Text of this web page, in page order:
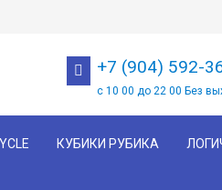
+7 (904) 592-
с 10 00 до 22 00 Без
КУБИКИ РУБИКА